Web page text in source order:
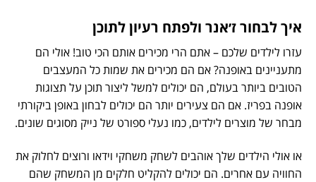
איך לבחור ז׳אנר ולפתח רעיון לתוכן
עזרו לילדים שלכם – אתם הרי מכירים אותם הכי טוב! אולי הם
מתעניינים באופנה? אם הם מכירים את שמות כל המעצבים
הטובים ביותר בעולם, הם יכולים למשל ליצור תוכן על תצוגות
אופנה בפריז. אם הם צעירים יותר הם יכולים לבחון באופן ביקורתי
מבחר של מוצרים לילדים, כמו נעלי ספורט של נייק מסוגים שונים.
או אולי הילדים שלך אוהבים לשחק משחקי וידאו ורוצים לחלוק את
החוויה עם אחרים. הם יכולים להקליט חלקים מן המשחק שהם